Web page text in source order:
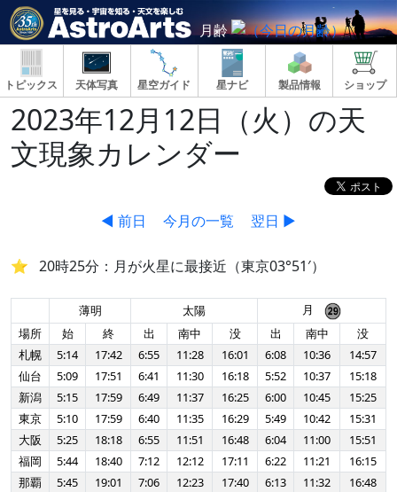
月齢
トピックス 天体写真 星空ガイド 星ナビ 製品情報 ショップ
2023年12月12日（火）の天
文現象カレンダー
◀ 前日 今月の一覧 翌日 ▶
20時25分：月が火星に最接近（東京03°51′）
薄明 太陽
月
場所
始 終 出 南中 没 出 南中
没
札幌
5:14 17:42 6:55 11:28 16:01 6:08 10:36
14:57
仙台
5:09 17:51 6:41 11:30 16:18 5:52 10:37
15:18
新潟
5:15 17:59 6:49 11:37 16:25 6:00 10:45
15:25
東京
5:10 17:59 6:40 11:35 16:29 5:49 10:42
15:31
大阪
5:25 18:18 6:55 11:51 16:48 6:04 11:00
15:51
福岡
5:44 18:40 7:12 12:12 17:11 6:22 11:21
16:15
那覇
5:45 19:01 7:06 12:23 17:40 6:13 11:32 16:48